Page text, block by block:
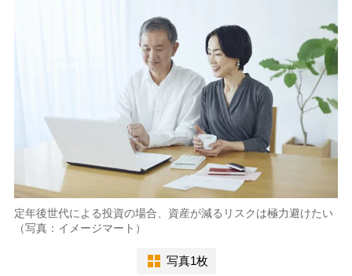
定年後世代による投資の場合、資産が減るリスクは極力避けたい
（写真：イメージマート）
写真1枚